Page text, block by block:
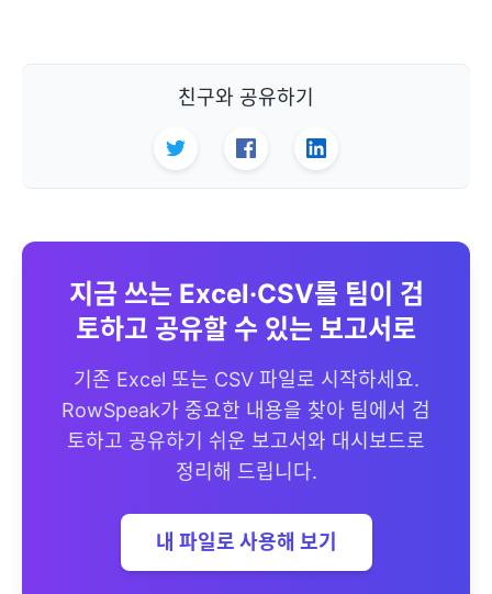
친구와 공유하기
지금 쓰는 Excel·CSV를 팀이 검
토하고 공유할 수 있는 보고서로
기존 Excel 또는 CSV 파일로 시작하세요.
RowSpeak가 중요한 내용을 찾아 팀에서 검
토하고 공유하기 쉬운 보고서와 대시보드로
정리해 드립니다.
내 파일로 사용해 보기